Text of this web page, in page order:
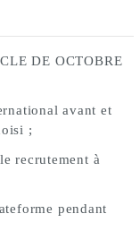
DE OCTOBRE
avant et
;
recrutement à
pendant